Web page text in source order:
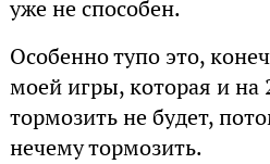
уже не способен.
Особенно тупо это,
моей игры, которая и на
тормозить не будет,
нечему тормозить.